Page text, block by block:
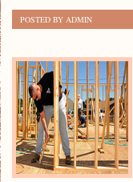
POSTED BY ADMIN